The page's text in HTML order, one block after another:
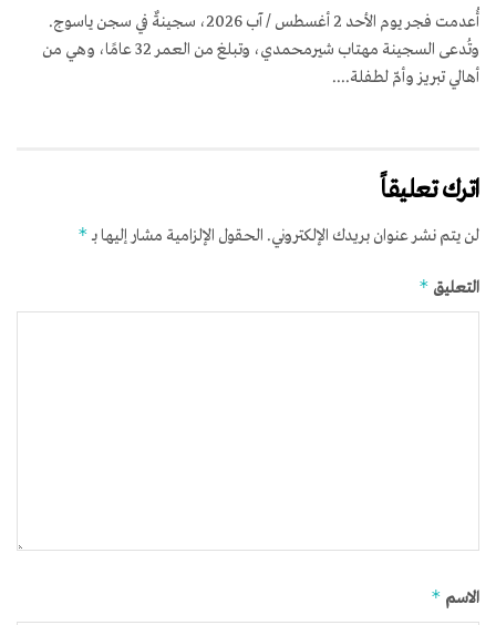
أُعدمت فجر يوم الأحد 2 أغسطس / آب 2026، سجينةٌ في سجن ياسوج.
وتُدعى السجينة مهتاب شيرمحمدي، وتبلغ من العمر 32 عامًا، وهي من
أهالي تبريز وأمّ لطفلة....
اترك تعليقاً
لن يتم نشر عنوان بريدك الإلكتروني.الحقول الإلزامية مشار إليها بـ*
التعليق*
الاسم*